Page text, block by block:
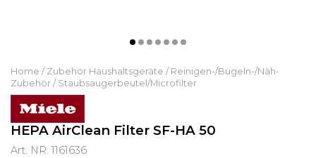
Home / Zubehör Haushaltsgeräte / Reinigen-/Bügeln-/Näh-
Zubehör / Staubsaugerbeutel/Microfilter
HEPA AirClean Filter SF-HA 50
Art. NR: 1161636